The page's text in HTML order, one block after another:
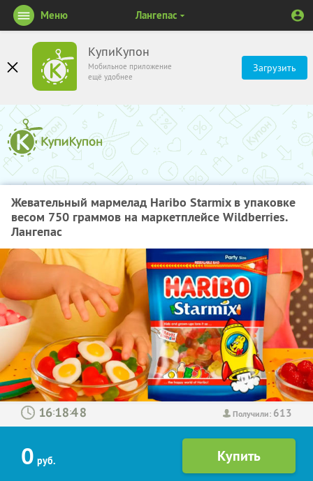
КупиКупон
Мобильное приложение
ещё удобнее
Загрузить
Меню Лангепас
Жевательный мармелад Haribo Starmix в упаковке
весом 750 граммов на маркетплейсе Wildberries.
Лангепас
Получили: 613
: :
0 руб.